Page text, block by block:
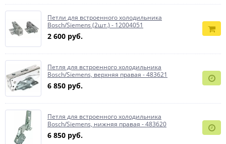
Петли для встроенного холодильника
Bosch/Siemens (2шт.) - 12004051
2 600 руб.
Петля для встроенного холодильника
Bosch/Siemens, верхняя правая - 483621
6 850 руб.
Петля для встроенного холодильника
Bosch/Siemens, нижняя правая - 483620
6 850 руб.